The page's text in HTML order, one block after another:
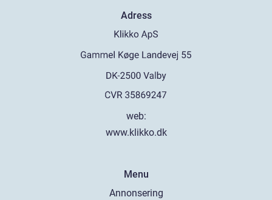
Adress
web:
www.klikko.dk
Menu
Annonsering